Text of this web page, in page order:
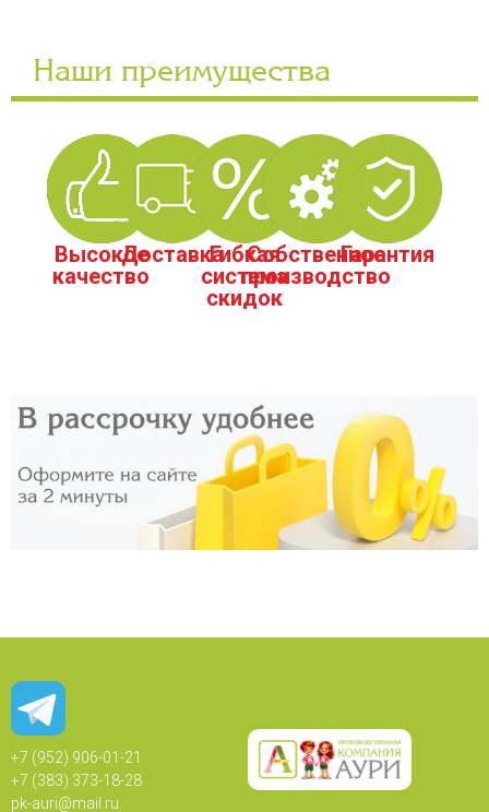
Наши преимущества
Высокое
качество
ДоставкаГибкая
система
скидок
Собственное
производство
Гарантия
+7 (952) 906-01-21
+7 (383) 373-18-28
pk-auri@mail.ru